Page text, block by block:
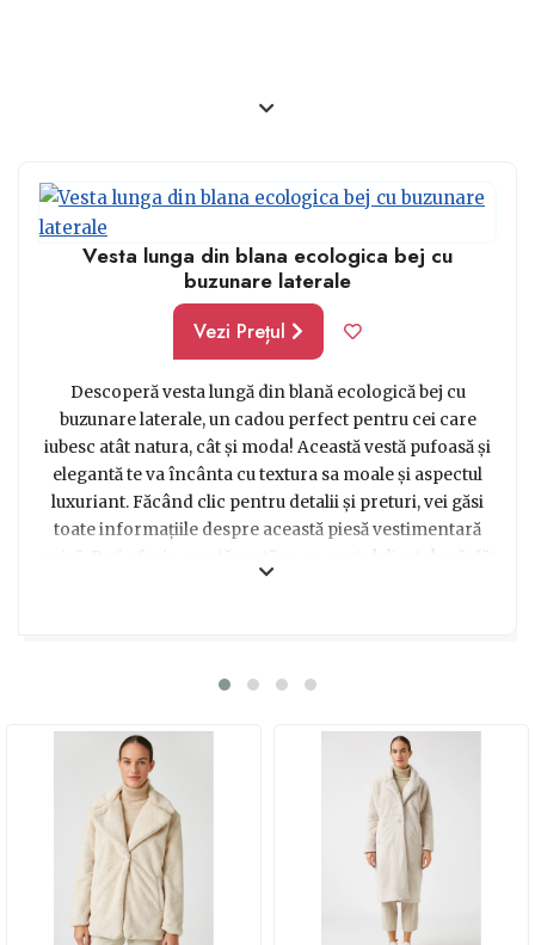
Vesta lunga din blana ecologica bej cu
buzunare laterale
Vezi Prețul
Descoperă vesta lungă din blană ecologică bej cu
buzunare laterale, un cadou perfect pentru cei care
iubesc atât natura, cât și moda! Această vestă pufoasă și
elegantă te va încânta cu textura sa moale și aspectul
luxuriant. Făcând clic pentru detalii și preturi, vei găsi
toate informațiile despre această piesă vestimentară
unică. Poți oferi această vestă ca un gest delicat de răsfăț
orice ocazie. Comandă acum și bucură-te de un cadou